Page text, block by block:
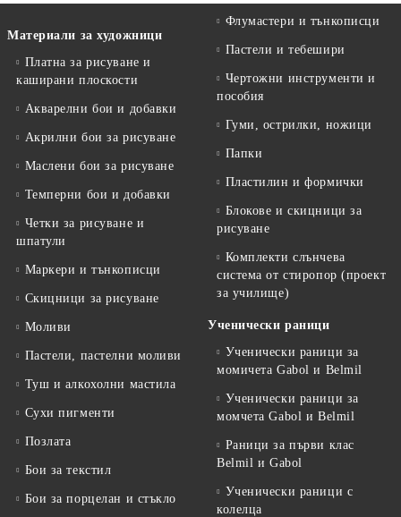
Материали за художници
Платна за рисуване и
каширани плоскости
Акварелни бои и добавки
Акрилни бои за рисуване
Маслени бои за рисуване
Темперни бои и добавки
Четки за рисуване и
шпатули
Маркери и тънкописци
Скицници за рисуване
Моливи
Пастели, пастелни моливи
Туш и алкохолни мастила
Сухи пигменти
Позлата
Бои за текстил
Бои за порцелан и стъкло
Флумастери и тънкописци
Пастели и тебешири
Чертожни инструменти и
пособия
Гуми, острилки, ножици
Папки
Пластилин и формички
Блокове и скицници за
рисуване
Комплекти слънчева
система от стиропор (проект
за училище)
Ученически раници
Ученически раници за
момичета Gabol и Belmil
Ученически раници за
момчета Gabol и Belmil
Раници за първи клас
Belmil и Gabol
Ученически раници с
колелца